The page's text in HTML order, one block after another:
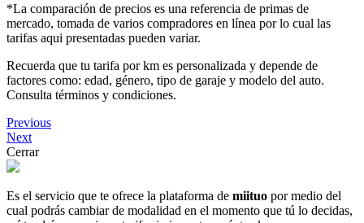
*La comparación de precios es una referencia de primas de
mercado, tomada de varios compradores en línea por lo cual las
tarifas aqui presentadas pueden variar.
Recuerda que tu tarifa por km es personalizada y depende de
factores como: edad, género, tipo de garaje y modelo del auto.
Consulta términos y condiciones.
Previous
Next
Cerrar
Es el servicio que te ofrece la plataforma de miituo por medio del
cual podrás cambiar de modalidad en el momento que tú lo decidas,